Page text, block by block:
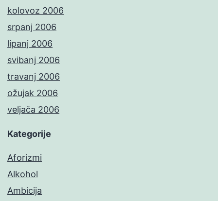
kolovoz 2006
srpanj 2006
lipanj 2006
svibanj 2006
travanj 2006
ožujak 2006
veljača 2006
Kategorije
Aforizmi
Alkohol
Ambicija